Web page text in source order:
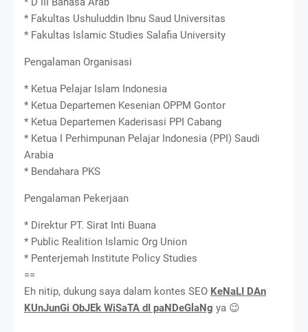
* Fakultas Ushuluddin Ibnu Saud Universitas
* Fakultas Islamic Studies Salafia University
Pengalaman Organisasi
* Ketua Pelajar Islam Indonesia
* Ketua Departemen Kesenian OPPM Gontor
* Ketua Departemen Kaderisasi PPI Cabang
* Ketua I Perhimpunan Pelajar Indonesia (PPI) Saudi
Arabia
* Bendahara PKS
Pengalaman Pekerjaan
* Direktur PT. Sirat Inti Buana
* Public Realition Islamic Org Union
* Penterjemah Institute Policy Studies
==
Eh nitip, dukung saya dalam kontes SEO KeNaLI DAn
KUnJunGi ObJEk WiSaTA dI paNDeGlaNg ya 😉